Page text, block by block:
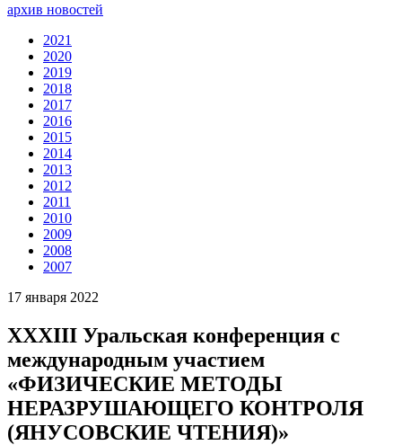
архив новостей
2021
2020
2019
2018
2017
2016
2015
2014
2013
2012
2011
2010
2009
2008
2007
17 января 2022
XXXIII Уральская конференция с
международным участием
«ФИЗИЧЕСКИЕ МЕТОДЫ
НЕРАЗРУШАЮЩЕГО КОНТРОЛЯ
(ЯНУСОВСКИЕ ЧТЕНИЯ)»